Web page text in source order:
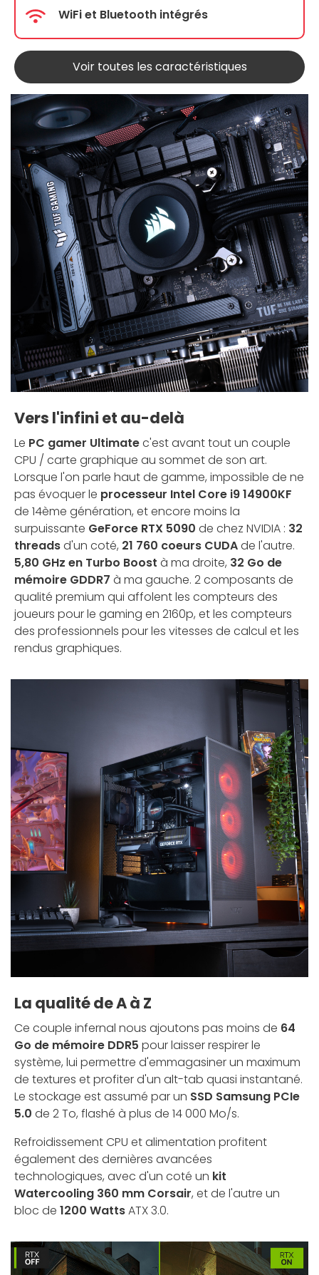
WiFi et Bluetooth intégrés
Voir toutes les caractéristiques
Vers l'infini et au-delà
Le PC gamer Ultimatec'est avant tout un couple
CPU / carte graphique au sommet de son art.
Lorsque l'on parle haut de gamme, impossible de ne
pas évoquer le processeur Intel Core i9 14900KF
de 14ème génération, et encore moins la
surpuissante GeForce RTX 5090 de chez NVIDIA : 32
threadsd'un coté, 21 760 coeurs CUDAde l'autre.
5,80 GHz en Turbo Boost à ma droite, 32 Go de
mémoire GDDR7 à ma gauche. 2 composants de
qualité premium qui affolent les compteurs des
joueurs pour le gaming en 2160p, et les compteurs
des professionnels pour les vitesses de calcul et les
rendus graphiques.
La qualité de A à Z
Ce couple infernal nous ajoutons pas moins de 64
Go de mémoire DDR5 pour laisser respirer le
système, lui permettre d'emmagasiner un maximum
de textures et profiter d'un alt-tab quasi instantané.
Le stockage est assumé par un SSD Samsung PCIe
5.0 de 2 To, flashé à plus de 14 000 Mo/s.
Refroidissement CPU et alimentation profitent
également des dernières avancées
technologiques, avec d'un coté un kit
Watercooling 360 mm Corsair, et de l'autre un
bloc de 1200 WattsATX 3.0.